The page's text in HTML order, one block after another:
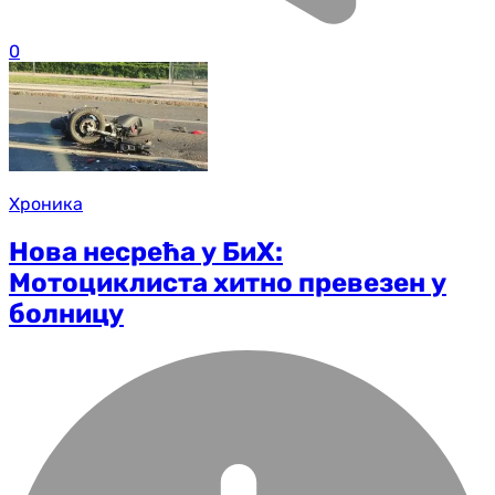
0
Хроника
Нова несрећа у БиХ:
Мотоциклиста хитно превезен у
болницу